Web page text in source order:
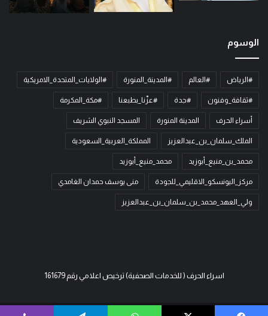
الوسوم
#الرياض #العالم #المدينة_المنورة #الولايات_المتحدة_الامريكية
#ثقافة_وفنون #جدة #عزّنا_بطبعنا #مكة_المكرمة
أسراء الحرف المدينة المنورة المسجد النبوي الشريف
الملك_سلمان_بن_عبدالعزيز المملكة_العربية_السعودية
محمد_بن_منيع_أبوزيد محمد_منيع_أبوزيد
مركز_اليونسكو_الاقليمي_للجودة منى يوسف حمدان الغامدي
ولي_العهد_محمد_بن_سلمان_بن_عبدالعزيز
اسراء الحرف ( للخدمات الصحفية) ترخيص اعلامي رقم 161679